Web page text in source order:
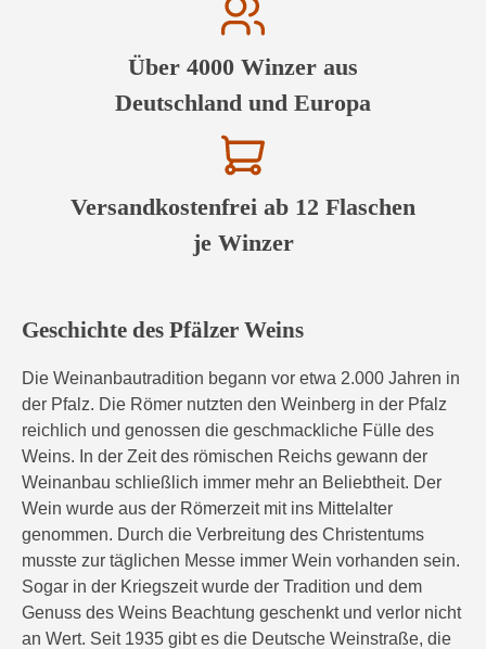
Über 4000 Winzer aus
Deutschland und Europa
Versandkostenfrei ab 12 Flaschen
je Winzer
Geschichte des Pfälzer Weins
Die Weinanbautradition begann vor etwa 2.000 Jahren in
der Pfalz. Die Römer nutzten den Weinberg in der Pfalz
reichlich und genossen die geschmackliche Fülle des
Weins. In der Zeit des römischen Reichs gewann der
Weinanbau schließlich immer mehr an Beliebtheit. Der
Wein wurde aus der Römerzeit mit ins Mittelalter
genommen. Durch die Verbreitung des Christentums
musste zur täglichen Messe immer Wein vorhanden sein.
Sogar in der Kriegszeit wurde der Tradition und dem
Genuss des Weins Beachtung geschenkt und verlor nicht
an Wert. Seit 1935 gibt es die Deutsche Weinstraße, die